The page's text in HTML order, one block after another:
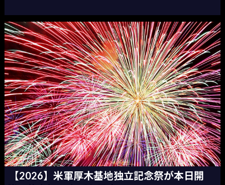
【2026】米軍厚木基地独立記念祭が本日開